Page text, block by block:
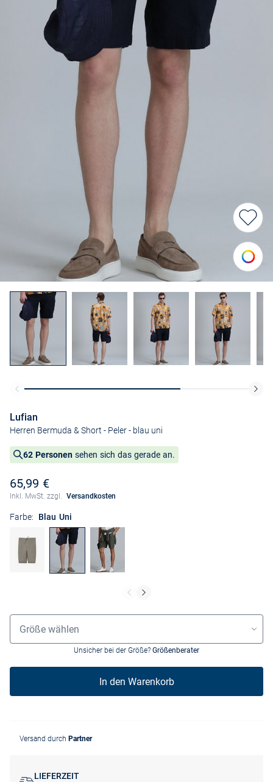
Lufian
Herren Bermuda & Short - Peler- blau uni
62 Personen sehen sich das gerade an.
65,99 €
Inkl. MwSt. zzgl. Versandkosten
Farbe: Blau Uni
Grössenauswahl
Größe wählen
Unsicher bei der Größe? Größenberater
In den Warenkorb
Versand durch Partner
LIEFERZEIT